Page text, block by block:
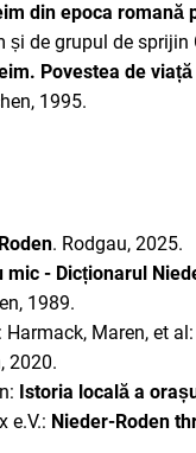
din epoca romană
de grupul de sprijin
Povestea de
1995.
. Rodgau, 2025.
- Dicționarul
1989.
Harmack, Maren, et
2020.
Istoria locală a
e.V.: Nieder-Roden